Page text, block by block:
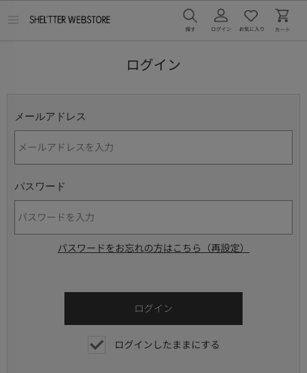
ログイン
メールアドレス
パスワード
パスワードをお忘れの方はこちら（再設定）
ログインしたままにする